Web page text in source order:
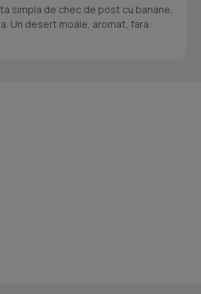
simpla de chec de post cu banane,
Un desert moale, aromat, fara